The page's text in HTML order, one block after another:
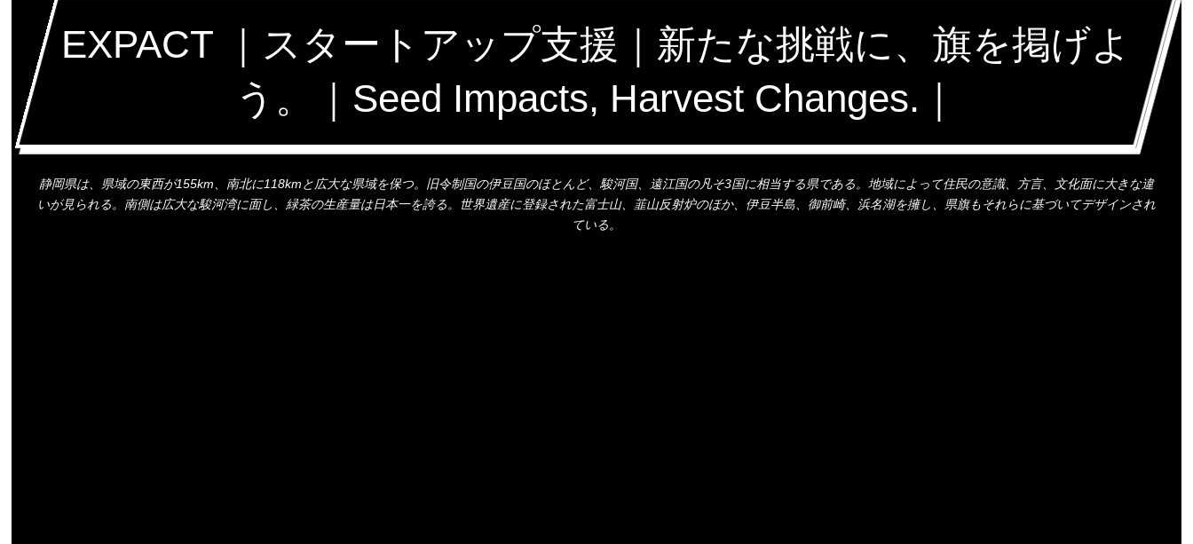
EXPACT ｜スタートアップ支援｜新たな挑戦に、旗を掲げよ
う。｜Seed Impacts, Harvest Changes.｜
静岡県は、県域の東西が155km、南北に118kmと広大な県域を保つ。旧令制国の伊豆国のほとんど、駿河国、遠江国の凡そ3国に相当する県である。地域によって住民の意識、方言、文化面に大きな違
いが見られる。南側は広大な駿河湾に面し、緑茶の生産量は日本一を誇る。世界遺産に登録された富士山、韮山反射炉のほか、伊豆半島、御前崎、浜名湖を擁し、県旗もそれらに基づいてデザインされ
ている。